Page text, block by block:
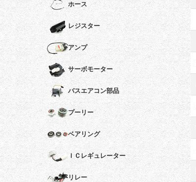
ホース
レジスター
アンプ
サーボモーター
バスエアコン部品
プーリー
ベアリング
ＩＣレギュレーター
リレー